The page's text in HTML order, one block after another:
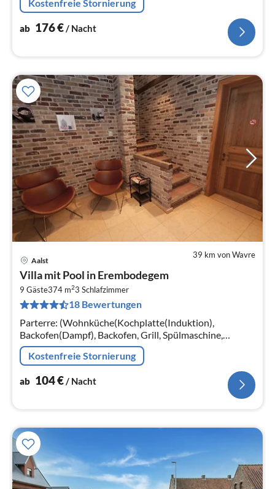
Wohn/Esszimmer(Herd(Holz))
Kostenfreie Stornierung
ab 176€/ Nacht
39 km von Wavre
Aalst
Villa mit Pool in Erembodegem
9 Gäste374 m23 Schlafzimmer
18 Bewertungen
Parterre: (Wohnküche(Kochplatte(Induktion),
Backofen(Dampf), Backofen, Grill, Spülmaschine,
Kühl-/Gefrierkombination), Wohn/Esszimmer(TV,
Esstisch, Kaminofen, Sitzecke)
Kostenfreie Stornierung
ab 104€/ Nacht